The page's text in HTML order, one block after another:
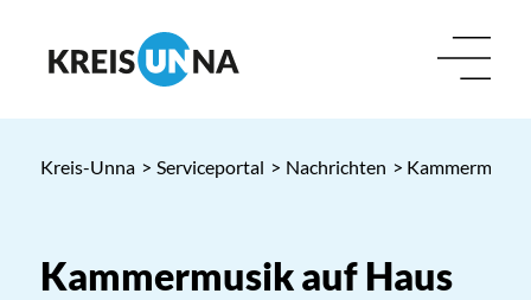
Kreis-Unna > Serviceportal > Nachrichten >
Kammermusik auf Haus